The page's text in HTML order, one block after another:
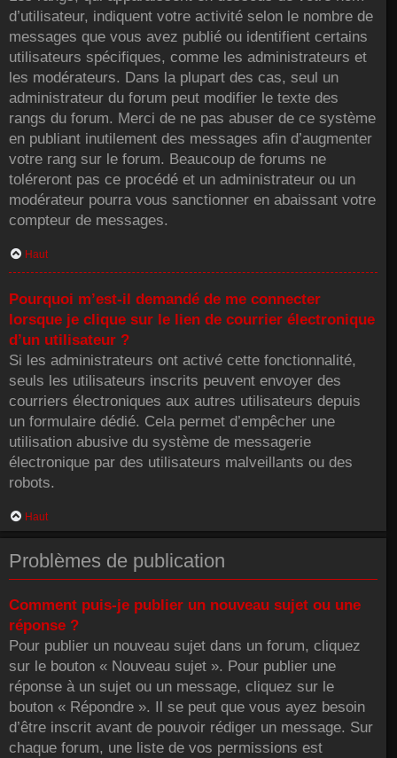
d’utilisateur, indiquent votre activité selon le nombre de
messages que vous avez publié ou identifient certains
utilisateurs spécifiques, comme les administrateurs et
les modérateurs. Dans la plupart des cas, seul un
administrateur du forum peut modifier le texte des
rangs du forum. Merci de ne pas abuser de ce système
en publiant inutilement des messages afin d’augmenter
votre rang sur le forum. Beaucoup de forums ne
toléreront pas ce procédé et un administrateur ou un
modérateur pourra vous sanctionner en abaissant votre
compteur de messages.
Haut
Pourquoi m’est-il demandé de me connecter
lorsque je clique sur le lien de courrier électronique
d’un utilisateur ?
Si les administrateurs ont activé cette fonctionnalité,
seuls les utilisateurs inscrits peuvent envoyer des
courriers électroniques aux autres utilisateurs depuis
un formulaire dédié. Cela permet d’empêcher une
utilisation abusive du système de messagerie
électronique par des utilisateurs malveillants ou des
robots.
Haut
Problèmes de publication
Comment puis-je publier un nouveau sujet ou une
réponse ?
Pour publier un nouveau sujet dans un forum, cliquez
sur le bouton « Nouveau sujet ». Pour publier une
réponse à un sujet ou un message, cliquez sur le
bouton « Répondre ». Il se peut que vous ayez besoin
d’être inscrit avant de pouvoir rédiger un message. Sur
chaque forum, une liste de vos permissions est